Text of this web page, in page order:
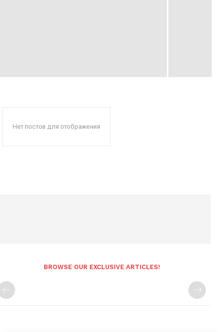
Нет постов для отображения
BROWSE OUR EXCLUSIVE ARTICLES!